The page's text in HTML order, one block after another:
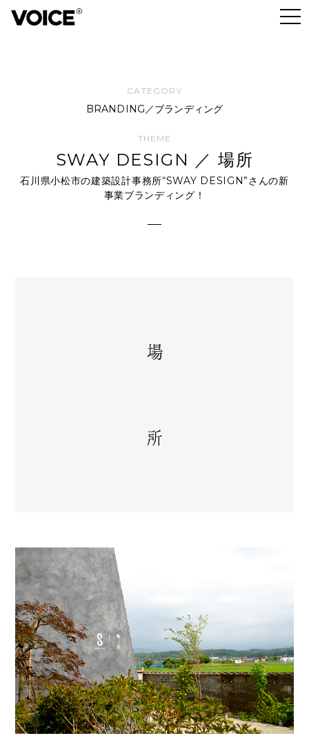
BRANDING／ブランディング
SWAY DESIGN ／ 場所
石川県小松市の建築設計事務所“SWAY DESIGN”さんの新
事業ブランディング！